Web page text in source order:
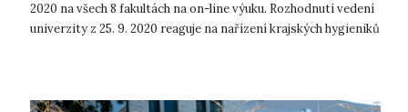
2020 na všech 8 fakultách na on-line výuku. Rozhodnutí vedení
univerzity z 25. 9. 2020 reaguje na nařízení krajských hygieniků